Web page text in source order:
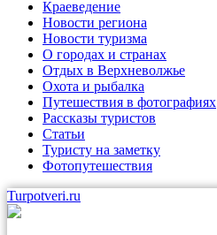
Краеведение
Новости региона
Новости туризма
О городах и странах
Отдых в Верхневолжье
Охота и рыбалка
Путешествия в фотографиях
Рассказы туристов
Статьи
Туристу на заметку
Фотопутешествия
Turpotveri.ru